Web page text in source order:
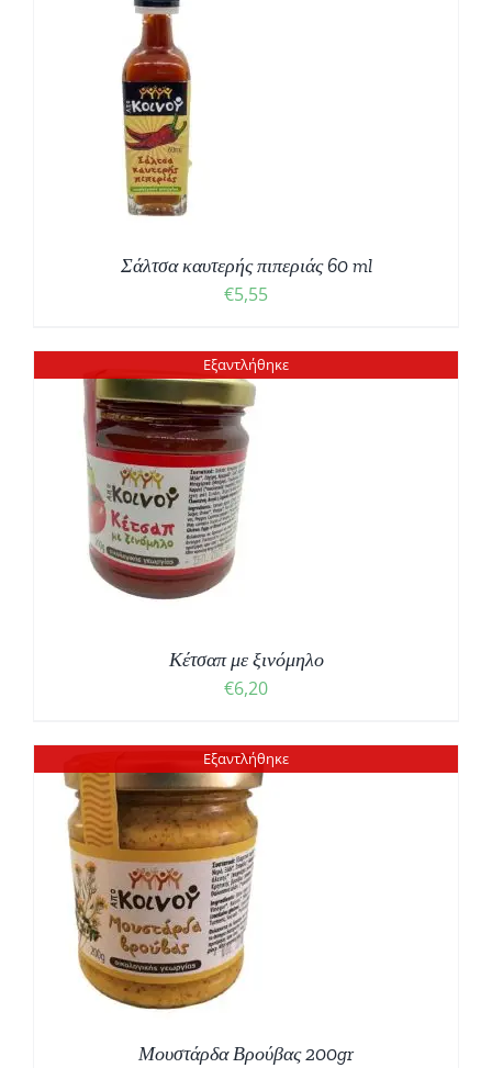
Σάλτσα καυτερής πιπεριάς 60 ml
€5,55
Εξαντλήθηκε
Κέτσαπ με ξινόμηλο
€6,20
Εξαντλήθηκε
Μουστάρδα Βρούβας 200gr